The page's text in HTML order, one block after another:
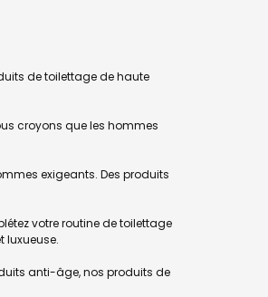
de toilettage de haute
croyons que les hommes
exigeants. Des produits
votre routine de toilettage
luxueuse.
anti-âge, nos produits de